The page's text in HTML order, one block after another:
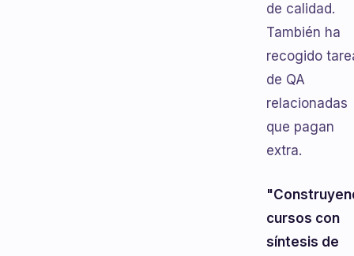
de calidad.
También ha
recogido
de QA
relacionadas
que pagan
extra.
cursos con
síntesis de